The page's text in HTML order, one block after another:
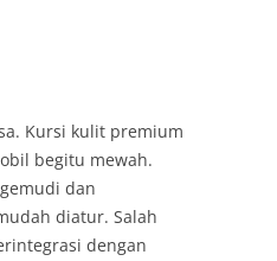
Kursi kulit premium
begitu mewah.
dan
diatur. Salah
dengan